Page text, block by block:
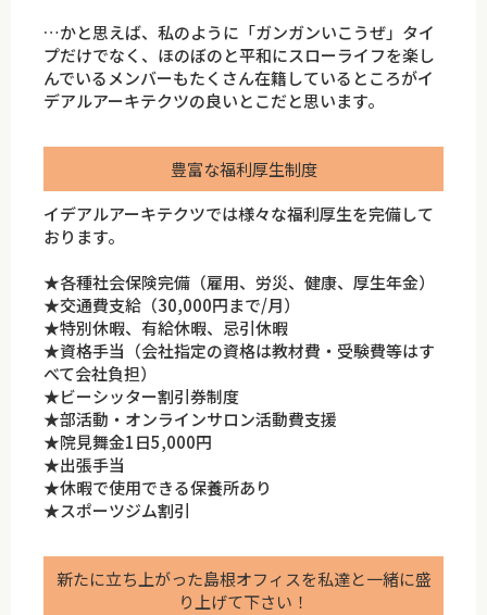
…かと思えば、私のように「ガンガンいこうぜ」タイ
プだけでなく、ほのぼのと平和にスローライフを楽し
んでいるメンバーもたくさん在籍しているところがイ
デアルアーキテクツの良いとこだと思います。
豊富な福利厚生制度
イデアルアーキテクツでは様々な福利厚生を完備して
おります。
★各種社会保険完備（雇用、労災、健康、厚生年金）
★交通費支給（30,000円まで/月）
★特別休暇、有給休暇、忌引休暇
★資格手当（会社指定の資格は教材費・受験費等はす
べて会社負担）
★ビーシッター割引券制度
★部活動・オンラインサロン活動費支援
★院見舞金1日5,000円
★出張手当
★休暇で使用できる保養所あり
★スポーツジム割引
新たに立ち上がった島根オフィスを私達と一緒に盛
り上げて下さい！